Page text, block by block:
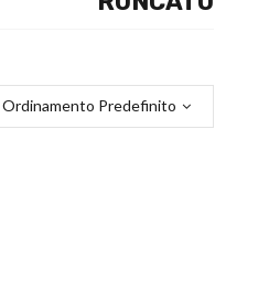
Ordinamento Predefinito